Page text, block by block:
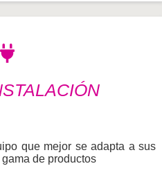
que mejor se adapta a sus
de productos